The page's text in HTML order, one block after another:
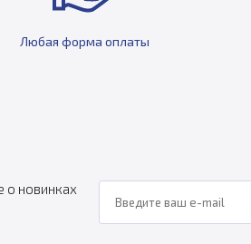
Любая форма оплаты
о новинках